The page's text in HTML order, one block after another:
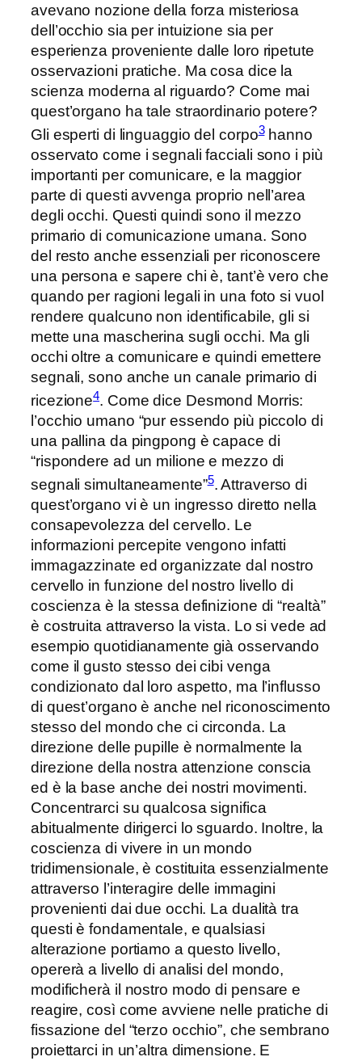
avevano nozione della forza misteriosa
dell’occhio sia per intuizione sia per
esperienza proveniente dalle loro ripetute
osservazioni pratiche. Ma cosa dice la
scienza moderna al riguardo? Come mai
quest’organo ha tale straordinario potere?
Gli esperti di linguaggio del corpo3hanno
osservato come i segnali facciali sono i più
importanti per comunicare, e la maggior
parte di questi avvenga proprio nell’area
degli occhi. Questi quindi sono il mezzo
primario di comunicazione umana. Sono
del resto anche essenziali per riconoscere
una persona e sapere chi è, tant’è vero che
quando per ragioni legali in una foto si vuol
rendere qualcuno non identificabile, gli si
mette una mascherina sugli occhi. Ma gli
occhi oltre a comunicare e quindi emettere
segnali, sono anche un canale primario di
ricezione4. Come dice Desmond Morris:
l’occhio umano “pur essendo più piccolo di
una pallina da pingpong è capace di
“rispondere ad un milione e mezzo di
segnali simultaneamente”5. Attraverso di
quest’organo vi è un ingresso diretto nella
consapevolezza del cervello. Le
informazioni percepite vengono infatti
immagazzinate ed organizzate dal nostro
cervello in funzione del nostro livello di
coscienza è la stessa definizione di “realtà”
è costruita attraverso la vista. Lo si vede ad
esempio quotidianamente già osservando
come il gusto stesso dei cibi venga
condizionato dal loro aspetto, ma l’influsso
di quest’organo è anche nel riconoscimento
stesso del mondo che ci circonda. La
direzione delle pupille è normalmente la
direzione della nostra attenzione conscia
ed è la base anche dei nostri movimenti.
Concentrarci su qualcosa significa
abitualmente dirigerci lo sguardo. Inoltre, la
coscienza di vivere in un mondo
tridimensionale, è costituita essenzialmente
attraverso l’interagire delle immagini
provenienti dai due occhi. La dualità tra
questi è fondamentale, e qualsiasi
alterazione portiamo a questo livello,
opererà a livello di analisi del mondo,
modificherà il nostro modo di pensare e
reagire, così come avviene nelle pratiche di
fissazione del “terzo occhio”, che sembrano
proiettarci in un’altra dimensione. E